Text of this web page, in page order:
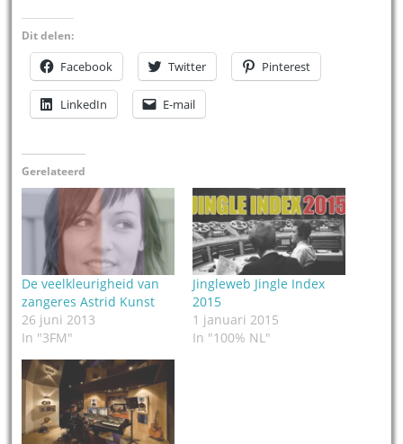
Dit delen:
Facebook Twitter Pinterest
LinkedIn E-mail
Gerelateerd
De veelkleurigheid van
zangeres Astrid Kunst
26 juni 2013
In "3FM"
Jingleweb Jingle Index
2015
1 januari 2015
In "100% NL"